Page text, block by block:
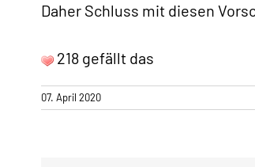
Daher Schluss mit diesen
218 gefällt das
07. April 2020